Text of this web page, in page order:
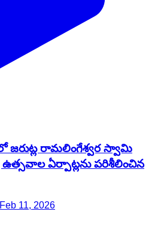
జరుట్ల రామలింగేశ్వర స్వామి
ఏర్పాట్లను పరిశీలించిన
11, 2026